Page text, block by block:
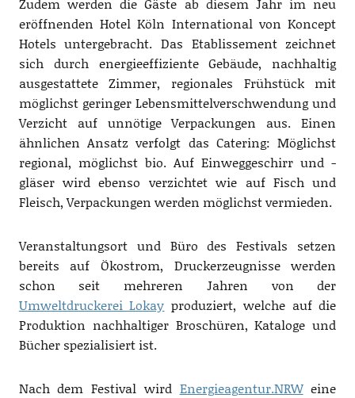
eröffnenden Hotel Köln International von Koncept
Hotels untergebracht. Das Etablissement zeichnet
sich durch energieeffiziente Gebäude, nachhaltig
ausgestattete Zimmer, regionales Frühstück mit
möglichst geringer Lebensmittelverschwendung und
Verzicht auf unnötige Verpackungen aus. Einen
ähnlichen Ansatz verfolgt das Catering: Möglichst
regional, möglichst bio. Auf Einweggeschirr und -
gläser wird ebenso verzichtet wie auf Fisch und
Fleisch, Verpackungen werden möglichst vermieden.
Veranstaltungsort und Büro des Festivals setzen
bereits auf Ökostrom, Druckerzeugnisse werden
schon seit mehreren Jahren von der
Umweltdruckerei Lokay produziert, welche auf die
Produktion nachhaltiger Broschüren, Kataloge und
Bücher spezialisiert ist.
Nach dem Festival wird Energieagentur.NRWeine